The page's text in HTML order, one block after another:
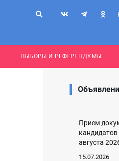
ВЫБОРЫ И РЕФЕРЕНДУМЫ
Прием
августа
15.07.2026